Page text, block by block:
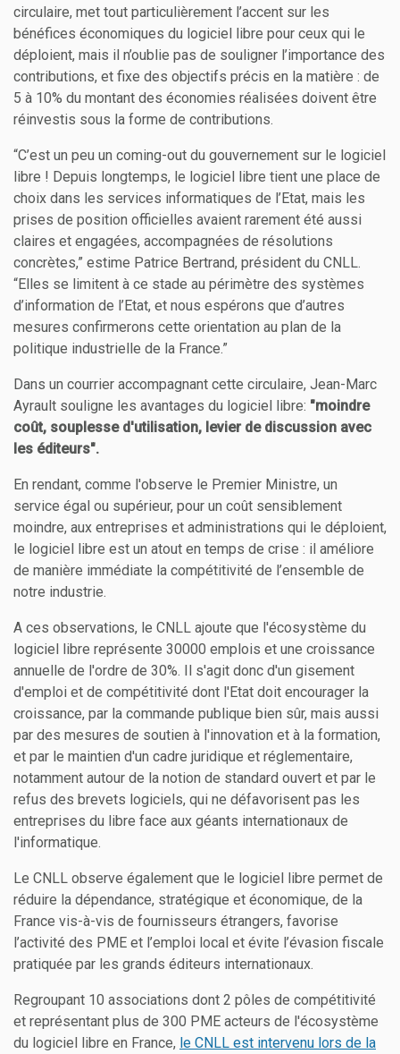
circulaire, met tout particulièrement l’accent sur les
bénéfices économiques du logiciel libre pour ceux qui le
déploient, mais il n’oublie pas de souligner l’importance des
contributions, et fixe des objectifs précis en la matière : de
5 à 10% du montant des économies réalisées doivent être
réinvestis sous la forme de contributions.
“C’est un peu un coming-out du gouvernement sur le logiciel
libre ! Depuis longtemps, le logiciel libre tient une place de
choix dans les services informatiques de l’Etat, mais les
prises de position officielles avaient rarement été aussi
claires et engagées, accompagnées de résolutions
concrètes,” estime Patrice Bertrand, président du CNLL.
“Elles se limitent à ce stade au périmètre des systèmes
d’information de l’Etat, et nous espérons que d’autres
mesures confirmerons cette orientation au plan de la
politique industrielle de la France.”
Dans un courrier accompagnant cette circulaire, Jean-Marc
Ayrault souligne les avantages du logiciel libre: "moindre
coût, souplesse d'utilisation, levier de discussion avec
les éditeurs".
En rendant, comme l'observe le Premier Ministre, un
service égal ou supérieur, pour un coût sensiblement
moindre, aux entreprises et administrations qui le déploient,
le logiciel libre est un atout en temps de crise : il améliore
de manière immédiate la compétitivité de l’ensemble de
notre industrie.
A ces observations, le CNLL ajoute que l'écosystème du
logiciel libre représente 30000 emplois et une croissance
annuelle de l'ordre de 30%. Il s'agit donc d'un gisement
d'emploi et de compétitivité dont l'Etat doit encourager la
croissance, par la commande publique bien sûr, mais aussi
par des mesures de soutien à l'innovation et à la formation,
et par le maintien d'un cadre juridique et réglementaire,
notamment autour de la notion de standard ouvert et par le
refus des brevets logiciels, qui ne défavorisent pas les
entreprises du libre face aux géants internationaux de
l'informatique.
Le CNLL observe également que le logiciel libre permet de
réduire la dépendance, stratégique et économique, de la
France vis-à-vis de fournisseurs étrangers, favorise
l’activité des PME et l’emploi local et évite l’évasion fiscale
pratiquée par les grands éditeurs internationaux.
Regroupant 10 associations dont 2 pôles de compétitivité
et représentant plus de 300 PME acteurs de l'écosystème
du logiciel libre en France, le CNLL est intervenu lors de la